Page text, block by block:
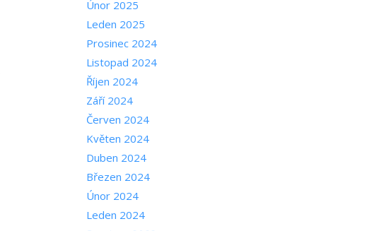
Únor 2025
Leden 2025
Prosinec 2024
Listopad 2024
Říjen 2024
Září 2024
Červen 2024
Květen 2024
Duben 2024
Březen 2024
Únor 2024
Leden 2024